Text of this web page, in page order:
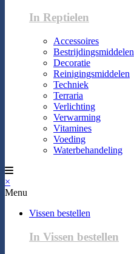
In Reptielen
Accessoires
Bestrijdingsmiddelen
Decoratie
Reinigingsmiddelen
Techniek
Terraria
Verlichting
Verwarming
Vitamines
Voeding
Waterbehandeling
×
Menu
Vissen bestellen
In Vissen bestellen